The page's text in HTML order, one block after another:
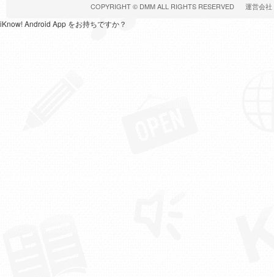
COPYRIGHT © DMMALL RIGHTS RESERVED 運営会社
iKnow! Android App をお持ちですか？